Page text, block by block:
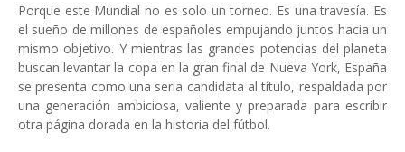
Porque este Mundial no es solo un torneo. Es una travesía. Es
el sueño de millones de españoles empujando juntos hacia un
mismo objetivo. Y mientras las grandes potencias del planeta
buscan levantar la copa en la gran final de Nueva York, España
se presenta como una seria candidata al título, respaldada por
una generación ambiciosa, valiente y preparada para escribir
otra página dorada en la historia del fútbol.